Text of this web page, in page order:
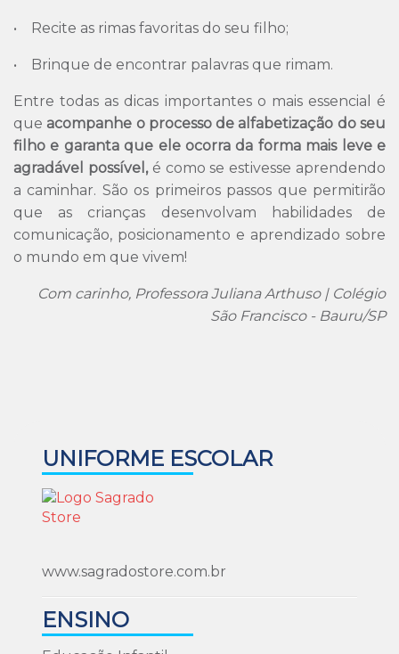
• Recite as rimas favoritas do seu filho;
• Brinque de encontrar palavras que rimam.
Entre todas as dicas importantes o mais essencial é
que acompanhe o processo de alfabetização do seu
filho e garanta que ele ocorra da forma mais leve e
agradável possível,é como se estivesse aprendendo
a caminhar. São os primeiros passos que permitirão
que as crianças desenvolvam habilidades de
comunicação, posicionamento e aprendizado sobre
o mundo em que vivem!
Com carinho, Professora Juliana Arthuso | Colégio
São Francisco - Bauru/SP
UNIFORME ESCOLAR
www.sagradostore.com.br
ENSINO